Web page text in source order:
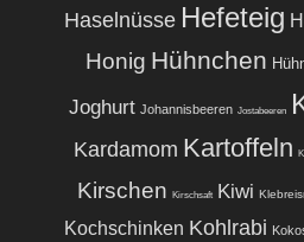
Haselnüsse Hefeteig
Honig Hühnchen
Joghurt Johannisbeeren Jostabeeren
Kardamom Kartoffeln
Kirschen Kirschsaft Kiwi
Kochschinken Kohlrabi